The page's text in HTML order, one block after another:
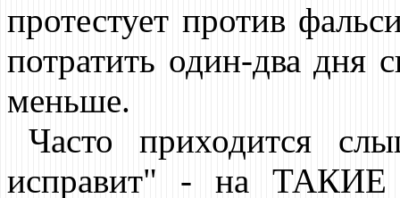
протестует против
потратить один-два дня
меньше.
Часто приходится
исправит" - на ТАКИЕ